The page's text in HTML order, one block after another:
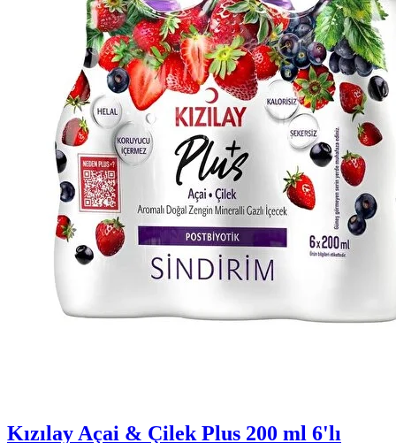
Kızılay Açai & Çilek Plus 200 ml 6'lı